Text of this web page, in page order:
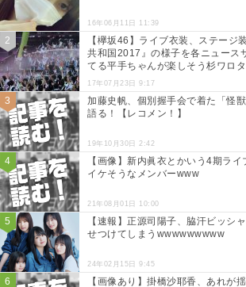
16年06月11日 11:39
【欅坂46】ライブ衣装、ステージ
共和国2017』の様子を各ニュース
てる平手ちゃんが楽しそう杉ワロ
17年07月23日 9:17
加藤史帆、個別握手会で着た「怪
語る！【レコメン！】
19年10月30日 2:42
【画像】新内眞衣とかいう4期ラ
イケそうなメンバーwww
21年08月01日 10:00
【速報】正源司陽子、脇汗ビッシ
せつけてしまうwwwwwwwww
24年02月15日 9:45
【画像あり】掛橋沙耶香、あれが